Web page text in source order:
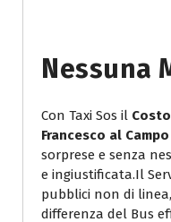
Nessuna
Con Taxi Sos il
Francesco al Campo
sorprese e senza
e ingiustificata.Il
pubblici non di
differenza del Bus